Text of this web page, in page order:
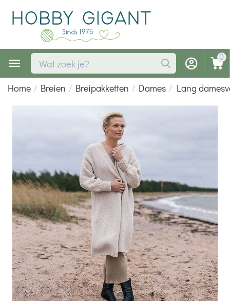
0
Home / Breien / Breipakketten / Dames / Lang